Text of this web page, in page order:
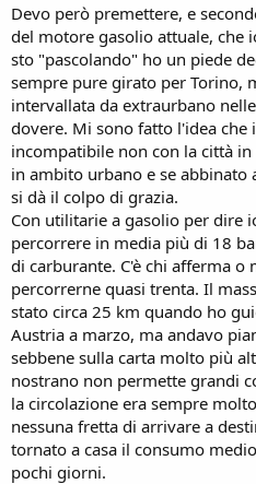
Devo però premettere, e
del motore gasolio attuale, che
sto "pascolando" ho un piede
sempre pure girato per Torino,
intervallata da extraurbano
dovere. Mi sono fatto l'idea che
incompatibile non con la città
in ambito urbano e se abbinato
si dà il colpo di grazia.
Con utilitarie a gasolio per dire
percorrere in media più di 18
di carburante. C'è chi afferma o
percorrerne quasi trenta. Il
stato circa 25 km quando ho
Austria a marzo, ma andavo
sebbene sulla carta molto più
nostrano non permette grandi
la circolazione era sempre
nessuna fretta di arrivare a
tornato a casa il consumo
pochi giorni.